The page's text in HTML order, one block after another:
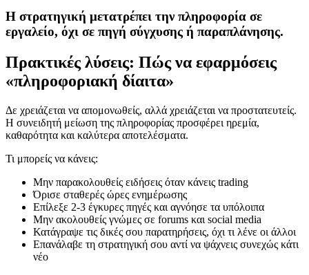
Η στρατηγική μετατρέπει την πληροφορία σε
εργαλείο, όχι σε πηγή σύγχυσης ή παραπλάνησης.
Πρακτικές λύσεις: Πώς να εφαρμόσεις
«πληροφοριακή δίαιτα»
Δε χρειάζεται να απομονωθείς, αλλά χρειάζεται να προστατευτείς.
Η συνειδητή μείωση της πληροφορίας προσφέρει ηρεμία,
καθαρότητα και καλύτερα αποτελέσματα.
Τι μπορείς να κάνεις:
Μην παρακολουθείς ειδήσεις όταν κάνεις trading
Όρισε σταθερές ώρες ενημέρωσης
Επίλεξε 2-3 έγκυρες πηγές και αγνόησε τα υπόλοιπα
Μην ακολουθείς γνώμες σε forums και social media
Κατάγραψε τις δικές σου παρατηρήσεις, όχι τι λένε οι άλλοι
Επανάλαβε τη στρατηγική σου αντί να ψάχνεις συνεχώς κάτι
νέο